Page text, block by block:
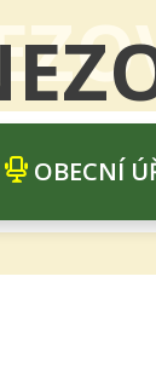
OBECNÍ